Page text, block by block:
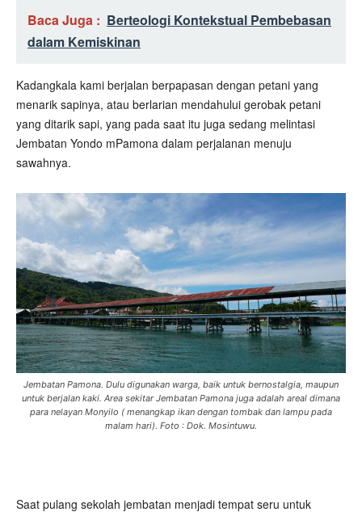
Baca Juga : Berteologi Kontekstual Pembebasan
dalam Kemiskinan
Kadangkala kami berjalan berpapasan dengan petani yang
menarik sapinya, atau berlarian mendahului gerobak petani
yang ditarik sapi, yang pada saat itu juga sedang melintasi
Jembatan Yondo mPamona dalam perjalanan menuju
sawahnya.
Jembatan Pamona. Dulu digunakan warga, baik untuk bernostalgia, maupun
untuk berjalan kaki. Area sekitar Jembatan Pamona juga adalah areal dimana
para nelayan Monyilo ( menangkap ikan dengan tombak dan lampu pada
malam hari). Foto : Dok. Mosintuwu.
Saat pulang sekolah jembatan menjadi tempat seru untuk